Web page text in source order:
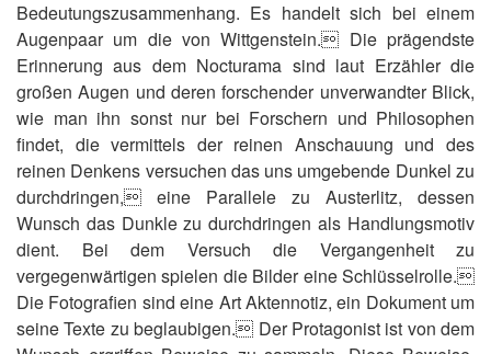
Bedeutungszusammenhang. Es handelt sich bei einem
Augenpaar um die von Wittgenstein. Die prägendste
Erinnerung aus dem Nocturama sind laut Erzähler die
großen Augen und deren forschender unverwandter Blick,
wie man ihn sonst nur bei Forschern und Philosophen
findet, die vermittels der reinen Anschauung und des
reinen Denkens versuchen das uns umgebende Dunkel zu
durchdringen, eine Parallele zu Austerlitz, dessen
Wunsch das Dunkle zu durchdringen als Handlungsmotiv
dient. Bei dem Versuch die Vergangenheit zu
vergegenwärtigen spielen die Bilder eine Schlüsselrolle.
Die Fotografien sind eine Art Aktennotiz, ein Dokument um
seine Texte zu beglaubigen. Der Protagonist ist von dem